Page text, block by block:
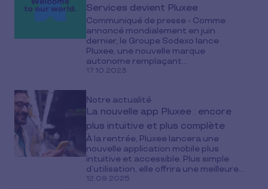
Services devient Pluxee
Communiqué de presse - Comme
annoncé mondialement en juin
dernier, le Groupe Sodexo lance
Pluxee, une nouvelle marque
autonome remplaçant...
17.10.2023
Notre actualité
La nouvelle app Pluxee : encore
plus intuitive et plus complète
À la rentrée, Pluxee lancera une
nouvelle application mobile plus
intuitive et accessible. Plus simple
d’utilisation, elle offrira une meilleure...
12.09.2025